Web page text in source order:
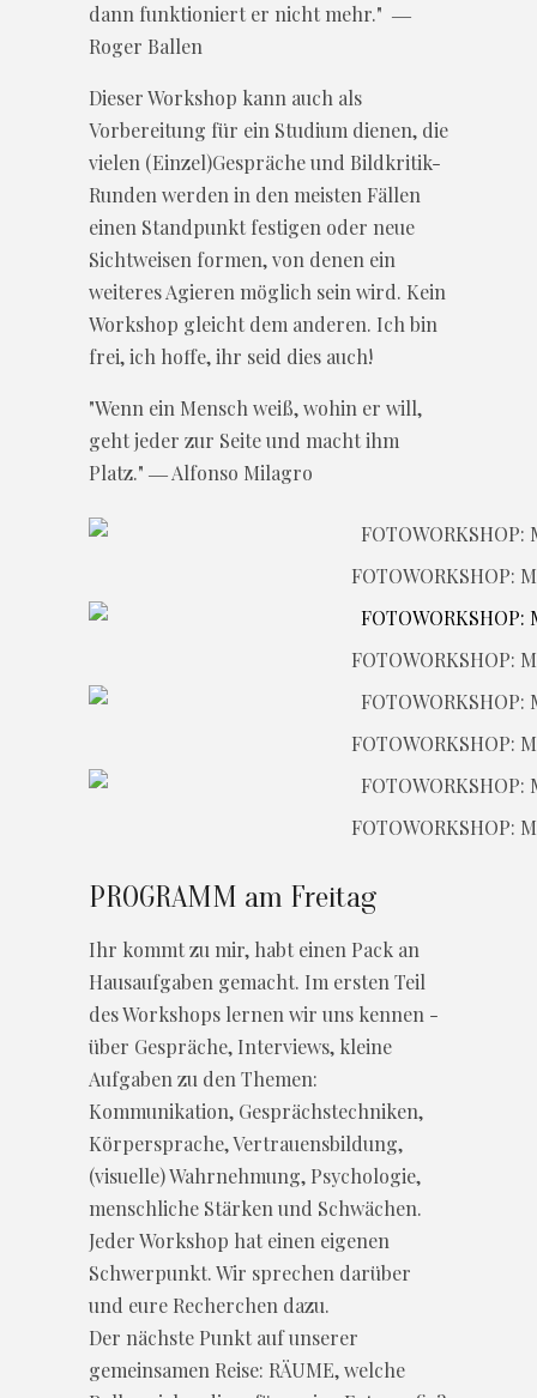
dann funktioniert er nicht mehr." ―
Roger Ballen
Dieser Workshop kann auch als
Vorbereitung für ein Studium dienen, die
vielen (Einzel)Gespräche und Bildkritik-
Runden werden in den meisten Fällen
einen Standpunkt festigen oder neue
Sichtweisen formen, von denen ein
weiteres Agieren möglich sein wird. Kein
Workshop gleicht dem anderen. Ich bin
frei, ich hoffe, ihr seid dies auch!
"Wenn ein Mensch weiß, wohin er will,
geht jeder zur Seite und macht ihm
Platz." ― Alfonso Milagro
FOTOWORKSHOP:
FOTOWORKSHOP:
FOTOWORKSHOP:
FOTOWORKSHOP:
PROGRAMM am Freitag
Ihr kommt zu mir, habt einen Pack an
Hausaufgaben gemacht. Im ersten Teil
des Workshops lernen wir uns kennen -
über Gespräche, Interviews, kleine
Aufgaben zu den Themen:
Kommunikation, Gesprächstechniken,
Körpersprache, Vertrauensbildung,
(visuelle) Wahrnehmung, Psychologie,
menschliche Stärken und Schwächen.
Jeder Workshop hat einen eigenen
Schwerpunkt. Wir sprechen darüber
und eure Recherchen dazu.
Der nächste Punkt auf unserer
gemeinsamen Reise: RÄUME, welche